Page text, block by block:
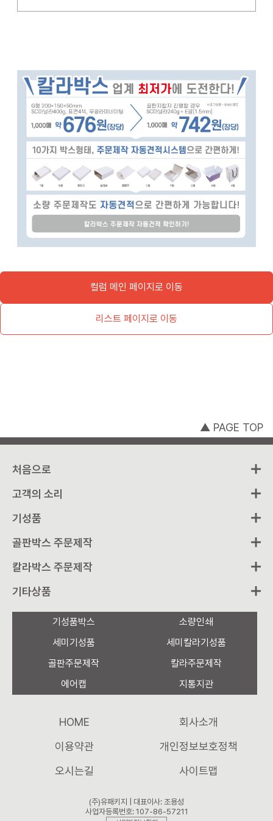
컬럼 메인 페이지로 이동
리스트 페이지로 이동
▲ PAGE TOP
처음으로
고객의 소리
기성품
골판박스 주문제작
칼라박스 주문제작
기타상품
기성품박스
소량인쇄
세미기성품
세미칼라기성품
골판주문제작
칼라주문제작
에어캡
지통지관
HOME
회사소개
이용약관
개인정보보호정책
오시는길
사이트맵
(주)유패키지 | 대표이사: 조용성
사업자등록번호: 107-86-57211